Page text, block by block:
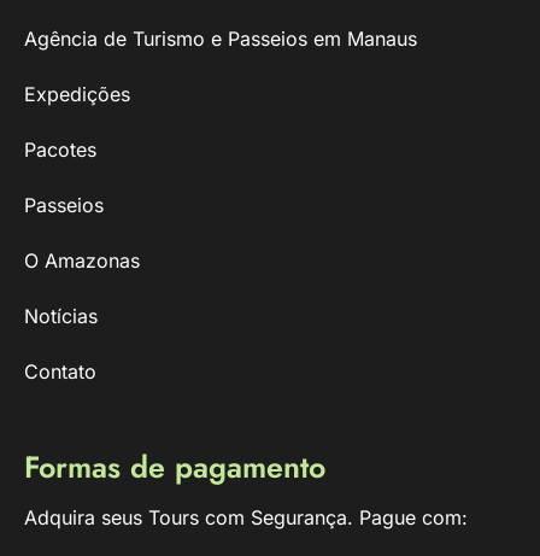
Agência de Turismo e Passeios em Manaus
Expedições
Pacotes
Passeios
O Amazonas
Notícias
Contato
Formas de pagamento
Adquira seus Tours com Segurança. Pague com: